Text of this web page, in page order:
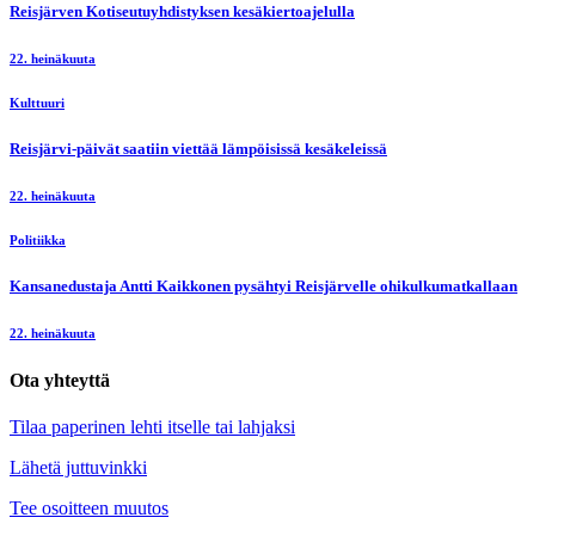
Reisjärven Kotiseutuyhdistyksen kesäkiertoajelulla
22. heinäkuuta
Kulttuuri
Reisjärvi-päivät saatiin viettää lämpöisissä kesäkeleissä
22. heinäkuuta
Politiikka
Kansanedustaja Antti Kaikkonen pysähtyi Reisjärvelle ohikulkumatkallaan
22. heinäkuuta
Ota yhteyttä
Tilaa paperinen lehti itselle tai lahjaksi
Lähetä juttuvinkki
Tee osoitteen muutos